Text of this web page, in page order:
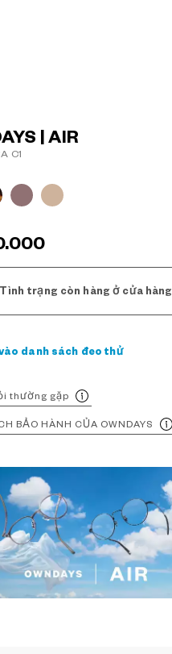
| AIR
C1
Tình trạng còn hàng ở cửa hàng
danh sách đeo thử
thường gặp
BẢO HÀNH CỦA OWNDAYS